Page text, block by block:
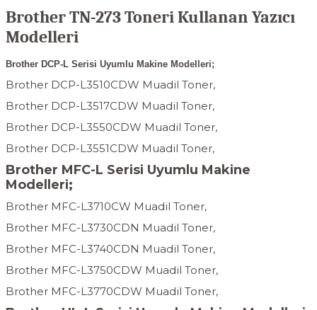
Brother TN-273 Toneri Kullanan Yazıcı
Modelleri
Brother DCP-L Serisi Uyumlu Makine Modelleri;
Brother DCP-L3510CDW Muadil Toner,
Brother DCP-L3517CDW Muadil Toner,
Brother DCP-L3550CDW Muadil Toner,
Brother DCP-L3551CDW Muadil Toner,
Brother MFC-L Serisi Uyumlu Makine
Modelleri;
Brother MFC-L3710CW Muadil Toner,
Brother MFC-L3730CDN Muadil Toner,
Brother MFC-L3740CDN Muadil Toner,
Brother MFC-L3750CDW Muadil Toner,
Brother MFC-L3770CDW Muadil Toner,